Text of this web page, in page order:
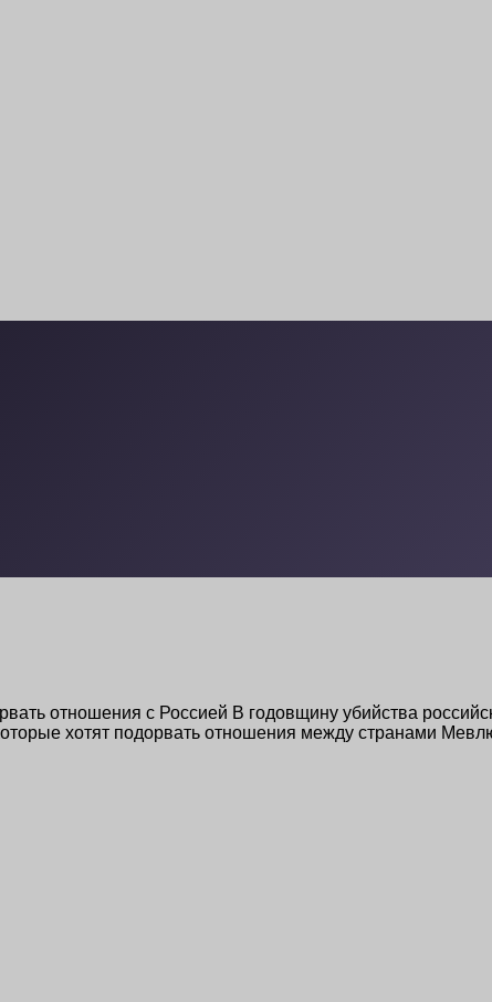
отношения с Россией В годовщину убийства
хотят подорвать отношения между странами